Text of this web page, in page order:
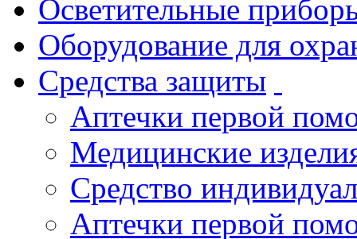
Осветительные
Оборудование для
Средства защиты
Аптечки первой
Медицинские
Средство
Аптечки первой